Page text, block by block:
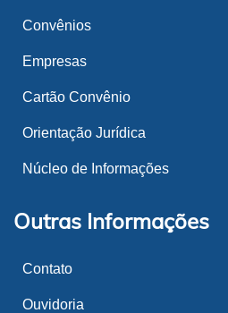
Convênios
Empresas
Cartão Convênio
Orientação Jurídica
Núcleo de Informações
Outras Informações
Contato
Ouvidoria